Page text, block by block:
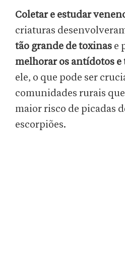
Coletar e estudar
criaturas
tão grande de toxinas e
melhorar os antídotos
ele, o que pode ser
comunidades rurais
maior risco de picadas
escorpiões.